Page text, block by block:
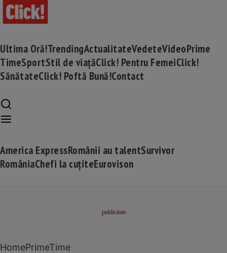
Ultima Oră!TrendingActualitateVedeteVideoPrime
TimeSportStil de viațăClick! Pentru FemeiClick!
SănătateClick! Poftă Bună!Contact
America ExpressRomânii au talentSurvivor
RomâniaChefi la cuțiteEurovison
HomePrimeTime